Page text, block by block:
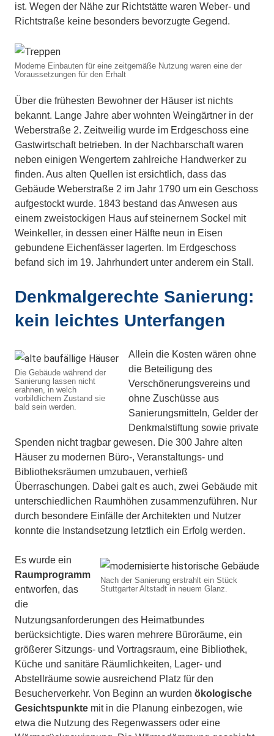
ist. Wegen der Nähe zur Richtstätte waren Weber- und
Richtstraße keine besonders bevorzugte Gegend.
Moderne Einbauten für eine zeitgemäße Nutzung waren eine der
Voraussetzungen für den Erhalt
Über die frühesten Bewohner der Häuser ist nichts
bekannt. Lange Jahre aber wohnten Weingärtner in der
Weberstraße 2. Zeitweilig wurde im Erdgeschoss eine
Gastwirtschaft betrieben. In der Nachbarschaft waren
neben einigen Wengertern zahlreiche Handwerker zu
finden. Aus alten Quellen ist ersichtlich, dass das
Gebäude Weberstraße 2 im Jahr 1790 um ein Geschoss
aufgestockt wurde. 1843 bestand das Anwesen aus
einem zweistockigen Haus auf steinernem Sockel mit
Weinkeller, in dessen einer Hälfte neun in Eisen
gebundene Eichenfässer lagerten. Im Erdgeschoss
befand sich im 19. Jahrhundert unter anderem ein Stall.
Denkmalgerechte Sanierung:
kein leichtes Unterfangen
Die Gebäude während der
Sanierung lassen nicht
erahnen, in welch
vorbildlichem Zustand sie
bald sein werden.
Allein die Kosten wären ohne
die Beteiligung des
Verschönerungsvereins und
ohne Zuschüsse aus
Sanierungsmitteln, Gelder der
Denkmalstiftung sowie private
Spenden nicht tragbar gewesen. Die 300 Jahre alten
Häuser zu modernen Büro-, Veranstaltungs- und
Bibliotheksräumen umzubauen, verhieß
Überraschungen. Dabei galt es auch, zwei Gebäude mit
unterschiedlichen Raumhöhen zusammenzuführen. Nur
durch besondere Einfälle der Architekten und Nutzer
konnte die Instandsetzung letztlich ein Erfolg werden.
Nach der Sanierung erstrahlt ein Stück
Stuttgarter Altstadt in neuem Glanz.
Es wurde ein
Raumprogramm
entworfen, das
die
Nutzungsanforderungen des Heimatbundes
berücksichtigte. Dies waren mehrere Büroräume, ein
größerer Sitzungs- und Vortragsraum, eine Bibliothek,
Küche und sanitäre Räumlichkeiten, Lager- und
Abstellräume sowie ausreichend Platz für den
Besucherverkehr. Von Beginn an wurden ökologische
Gesichtspunkte mit in die Planung einbezogen, wie
etwa die Nutzung des Regenwassers oder eine